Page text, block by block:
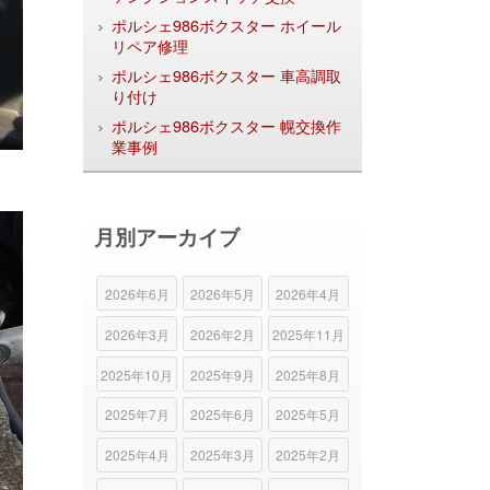
ポルシェ986ボクスター ホイール
リペア修理
ポルシェ986ボクスター 車高調取
り付け
ポルシェ986ボクスター 幌交換作
業事例
月別アーカイブ
2026年6月 2026年5月 2026年4月
2026年3月 2026年2月 2025年11月
2025年10月 2025年9月 2025年8月
2025年7月 2025年6月 2025年5月
2025年4月 2025年3月 2025年2月